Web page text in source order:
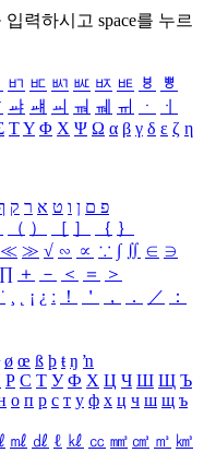
입력하시고 space를 누르
ㅲ ㅳ ㅴ ㅵ ㅶ ㅷ ㅸ
ㅹ
ㆇ ㆈ ㆉ ㆊ ㆋ ㆌ ㆍ
ㆎ
ΤΥ Φ Χ Ψ Ω α β γ δ ε ζ η
פ ם ן ו ט א ר ק
（ ） ［ ］ ｛ ｝
≪ ≫ √ ∽ ∝ ∵ ∫ ∬ ∈ ∋
∏ ＋ － ＜ ＝
＞
˙ ¸ ¡ ¿ ː ！ ＇ ， ． ／
：
ø œ ß þ ŧ ŋ ŉ
Р С Т У Ф Х Ц Ч Ш Щ Ъ
о п р с т у ф х ц ч ш щ ъ
㎖ ㎗ ℓ ㎘ ㏄ ㎣ ㎤ ㎥ ㎦